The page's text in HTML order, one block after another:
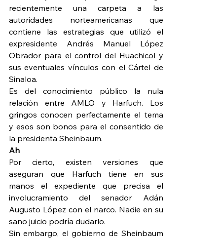
recientemente una carpeta a las
autoridades norteamericanas que
contiene las estrategias que utilizó el
expresidente Andrés Manuel López
Obrador para el control del Huachicol y
sus eventuales vínculos con el Cártel de
Sinaloa.
Es del conocimiento público la nula
relación entre AMLO y Harfuch. Los
gringos conocen perfectamente el tema
y esos son bonos para el consentido de
la presidenta Sheinbaum.
Ah
Por cierto, existen versiones que
aseguran que Harfuch tiene en sus
manos el expediente que precisa el
involucramiento del senador Adán
Augusto López con el narco. Nadie en su
sano juicio podría dudarlo.
Sin embargo, el gobierno de Sheinbaum